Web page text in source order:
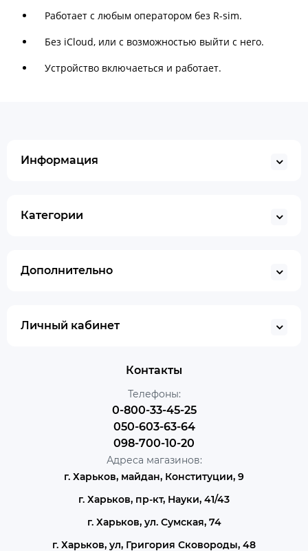
Работает с любым оператором без R-sim.
Без iСloud, или с возможностью выйти с него.
Устройство включаеться и работает.
Информация
Категории
Дополнительно
Личный кабинет
Контакты
Телефоны:
0-800-33-45-25
050-603-63-64
098-700-10-20
Адреса магазинов:
г. Харьков, майдан, Конституции, 9
г. Харьков, пр-кт, Науки, 41/43
г. Харьков, ул. Сумская, 74
г. Харьков, ул, Григория Сковороды, 48